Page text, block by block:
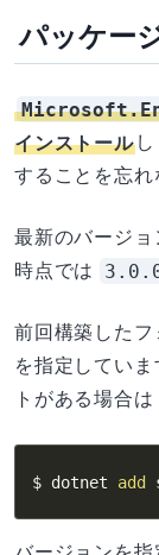
パッケー
インストール
することを忘れ
最新のバージョ
時点では
前回構築したフ
を指定してい
トがある場合は
$ dotnet add